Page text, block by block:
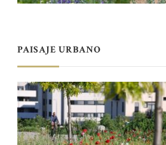
PAISAJE URBANO